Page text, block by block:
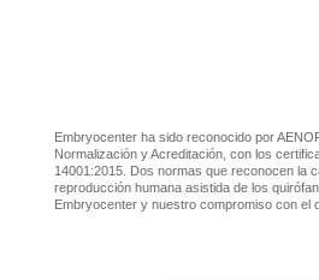
Embryocenter ha sido reconocido por
Normalización y Acreditación, con los
14001:2015. Dos normas que reconocen la
reproducción humana asistida de los
Embryocenter y nuestro compromiso con el